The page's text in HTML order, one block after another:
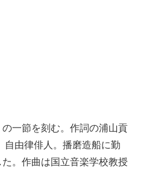
の一節を刻む。作詞の浦山貢
自由律俳人。播磨造船に勤
。作曲は国立音楽学校教授